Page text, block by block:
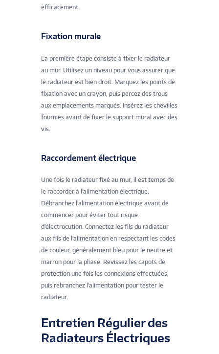
efficacement.
Fixation murale
La première étape consiste à fixer le radiateur
au mur. Utilisez un niveau pour vous assurer que
le radiateur est bien droit. Marquez les points de
fixation avec un crayon, puis percez des trous
aux emplacements marqués. Insérez les chevilles
fournies avant de fixer le support mural avec des
vis.
Raccordement électrique
Une fois le radiateur fixé au mur, il est temps de
le raccorder à l'alimentation électrique.
Débranchez l'alimentation électrique avant de
commencer pour éviter tout risque
d'électrocution. Connectez les fils du radiateur
aux fils de l'alimentation en respectant les codes
de couleur, généralement bleu pour le neutre et
marron pour la phase. Revissez les capots de
protection une fois les connexions effectuées,
puis rebranchez l'alimentation pour tester le
radiateur.
Entretien Régulier des
Radiateurs Électriques